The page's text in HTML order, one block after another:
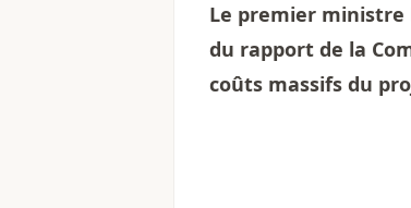
Le premier ministre
du rapport de la
coûts massifs du